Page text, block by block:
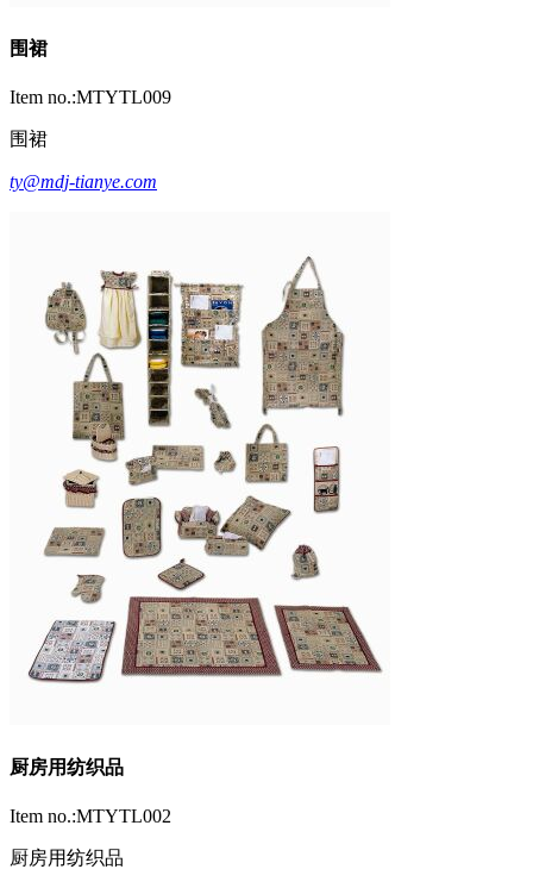
围裙
Item no.:MTYTL009
围裙
ty@mdj-tianye.com
厨房用纺织品
Item no.:MTYTL002
厨房用纺织品